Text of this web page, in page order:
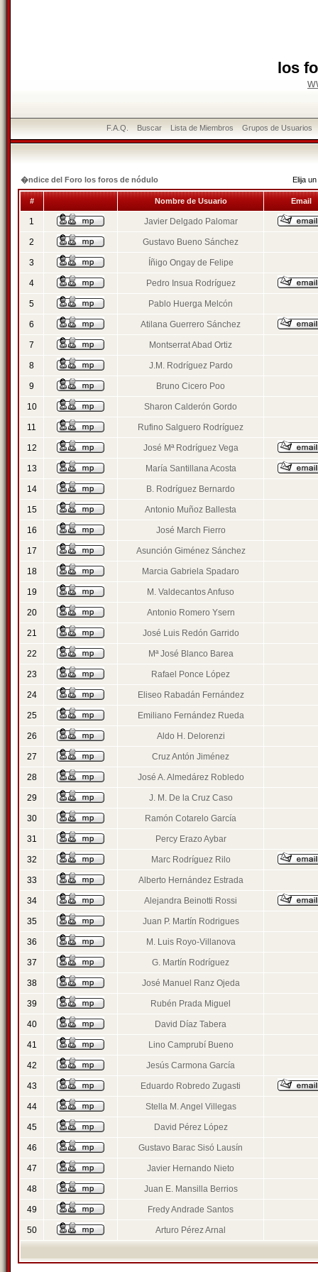
los
F.A.Q. Buscar Lista de Miembros Grupos de Usuarios
�ndice del Foro los foros de nódulo Elija
# Nombre de Usuario Email
1 Javier Delgado Palomar
2 Gustavo Bueno Sánchez
3 Íñigo Ongay de Felipe
4 Pedro Insua Rodríguez
5 Pablo Huerga Melcón
6 Atilana Guerrero Sánchez
7 Montserrat Abad Ortiz
8 J.M. Rodríguez Pardo
9 Bruno Cicero Poo
10 Sharon Calderón Gordo
11 Rufino Salguero Rodríguez
12 José Mª Rodríguez Vega
13 María Santillana Acosta
14 B. Rodríguez Bernardo
15 Antonio Muñoz Ballesta
16 José March Fierro
17 Asunción Giménez Sánchez
18 Marcia Gabriela Spadaro
19 M. Valdecantos Anfuso
20 Antonio Romero Ysern
21 José Luis Redón Garrido
22 Mª José Blanco Barea
23 Rafael Ponce López
24 Eliseo Rabadán Fernández
25 Emiliano Fernández Rueda
26 Aldo H. Delorenzi
27 Cruz Antón Jiménez
28 José A. Almedárez Robledo
29 J. M. De la Cruz Caso
30 Ramón Cotarelo García
31 Percy Erazo Aybar
32 Marc Rodríguez Rilo
33 Alberto Hernández Estrada
34 Alejandra Beinotti Rossi
35 Juan P. Martín Rodrigues
36 M. Luis Royo-Villanova
37 G. Martín Rodríguez
38 José Manuel Ranz Ojeda
39 Rubén Prada Miguel
40 David Díaz Tabera
41 Lino Camprubí Bueno
42 Jesús Carmona García
43 Eduardo Robredo Zugasti
44 Stella M. Angel Villegas
45 David Pérez López
46 Gustavo Barac Sisó Lausín
47 Javier Hernando Nieto
48 Juan E. Mansilla Berrios
49 Fredy Andrade Santos
50 Arturo Pérez Arnal